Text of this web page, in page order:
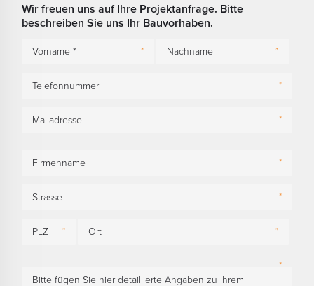
Wir freuen uns auf Ihre Projektanfrage. Bitte
beschreiben Sie uns Ihr Bauvorhaben.